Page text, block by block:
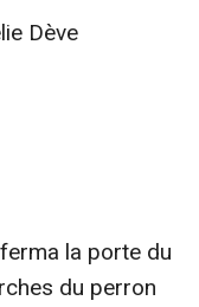
Dève
la porte du
du perron